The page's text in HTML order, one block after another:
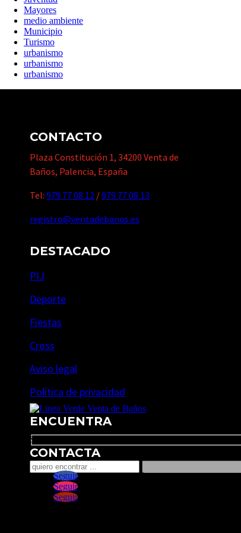
Mayores
medio ambiente
Municipio
Turismo
urbanismo
urbanismo
urbanismo
CONTACTO
Plaza Constitución 1, 34200 Venta de
Baños, Palencia, España
Tel: 979 77 08 12 /979 77 08 13
registro@ventadebanos.es
DESTACADO
PIJ
Deporte
Fiestas
Cross
Aviso legal
Política de privacidad
ENCUENTRA
Search
CONTACTA
Seguir
Seguir
Seguir